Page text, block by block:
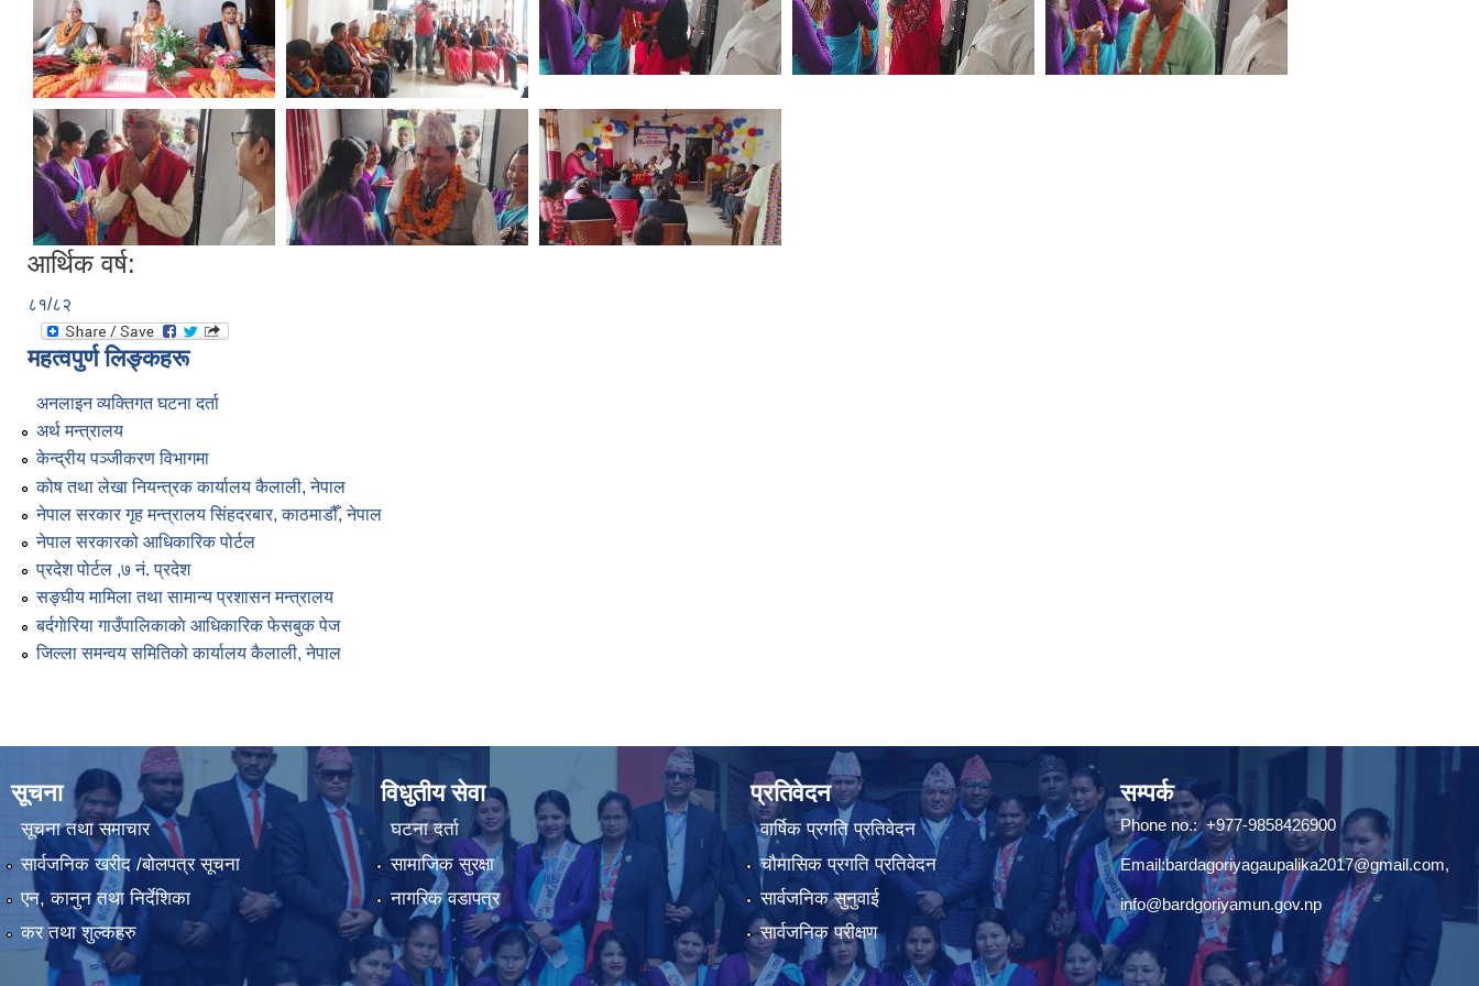
आर्थिक वर्ष:
८१/८२
महत्वपुर्ण लिङ्कहरू
अनलाइन व्यक्तिगत घटना दर्ता
अर्थ मन्त्रालय
केन्द्रीय पञ्जीकरण विभागमा
कोष तथा लेखा नियन्त्रक कार्यालय कैलाली, नेपाल
नेपाल सरकार गृह मन्त्रालय सिंहदरबार, काठमाडौँ, नेपाल
नेपाल सरकारको आधिकारिक पोर्टल
प्रदेश पोर्टल ,७ नं. प्रदेश
सङ्घीय मामिला तथा सामान्य प्रशासन मन्त्रालय
बर्दगाेरिया गाउँपालिकाकाे आधिकारिक फेसबुक पेज
जिल्ला समन्वय समितिको कार्यालय कैलाली, नेपाल
सूचना
सूचना तथा समाचार
सार्वजनिक खरीद /बोलपत्र सूचना
एन, कानुन तथा निर्देशिका
कर तथा शुल्कहरु
विधुतीय सेवा
घटना दर्ता
सामाजिक सुरक्षा
नागरिक वडापत्र
प्रतिवेदन
वार्षिक प्रगति प्रतिवेदन
चौमासिक प्रगति प्रतिवेदन
सार्वजनिक सुनुवाई
सार्वजनिक परीक्षण
सम्पर्क
Phone no.: +977-9858426900
Email:bardagoriyagaupalika2017@gmail.com,
info@bardgoriyamun.gov.np